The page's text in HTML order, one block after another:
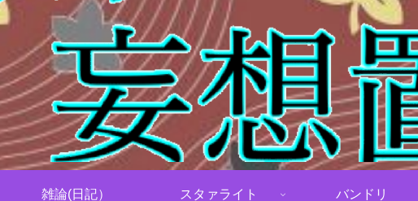
雑論(日記） スタァライト バンドリ